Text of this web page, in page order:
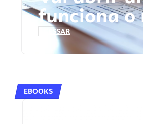
funciona o
ACESSAR
EBOOKS